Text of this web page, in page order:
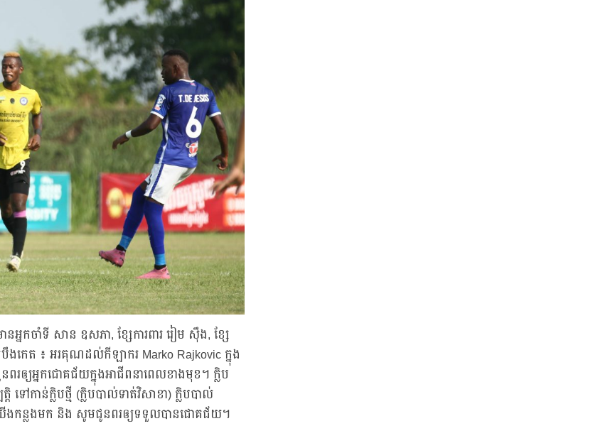
នកចាំទី សាន ឧសភា, ខ្សែការពារ រៀម ស៊ឹង, ខ្សែ
ងកេត ៖ អរគុណដល់កីឡាករ Marko Rajkovic ក្នុង
ឲ្យអ្នកជោគជ័យក្នុងអាជីពនាពេលខាងមុខ។ ក្លិប
ទៅកាន់ក្លិបថ្មី (ក្លិបបាល់ទាត់វិសាខា) ក្លិបបាល់
ងកន្លងមក និង សូមជូនពរឲ្យទទួលបានជោគជ័យ។